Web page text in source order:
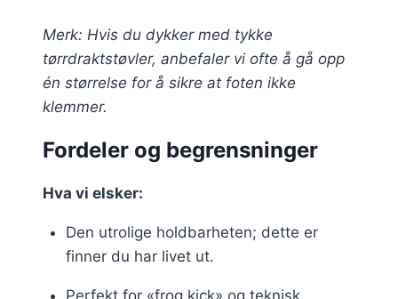
Merk: Hvis du dykker med tykke
tørrdraktstøvler, anbefaler vi ofte å gå opp
én størrelse for å sikre at foten ikke
klemmer.
Fordeler og begrensninger
Hva vi elsker:
Den utrolige holdbarheten; dette er
finner du har livet ut.
Perfekt for «frog kick» og teknisk